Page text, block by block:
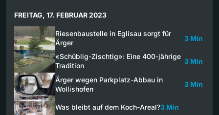
FREITAG, 17. FEBRUAR 2023
Riesenbaustelle in Eglisau sorgt für
Ärger
3 Min
«Schüblig-Zischtig»: Eine 400-jährige
Tradition
3 Min
Ärger wegen Parkplatz-Abbau in
Wollishofen
3 Min
Was bleibt auf dem Koch-Areal?3 Min